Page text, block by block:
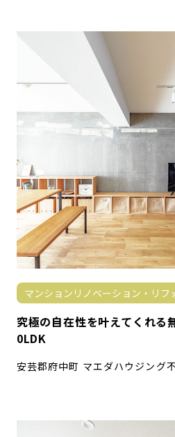
マンションリノベーション・リフ
究極の自在性を叶えてくれる
0LDK
安芸郡府中町 マエダハウジング